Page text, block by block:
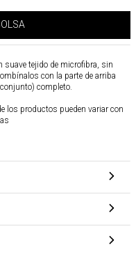
suave tejido de microfibra, sin
con la parte de arriba
completo.
los productos pueden variar con